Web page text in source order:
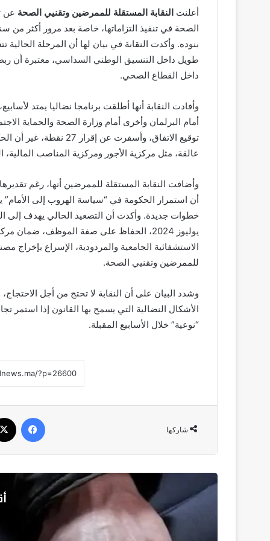
أعلنت النقابة المستقلة للممرضين وتقنيي الصحة عن
بنوده. وأكدت النقابة في بيان لها أن المرحلة
طويل داخل التنسيق الوطني السداسي، معتبرة أن
داخل القطاع الصحي.
وأفادت النقابة أنها أطلقت برنامجا نضاليا يمتد
أمام البرلمان وأخرى أمام وزارة الصحة والحماية
توقيع الاتفاق،
عالقة، مثل مركزية الأجور ومركزية المناصب
وأضافت النقابة المستقلة للممرضين أنها، رغم
أن استمرار الحكومة في “سياسة الهروب إلى الأمام”
يوليوز 2024، الحفاظ على صفة الموظف،
الاستشفائية الجامعية والمردودية، الإسراع
للممرضين وتقنيي الصحة.
وشدد البيان على أن النقابة لا تحتج من أجل
الأشكال النضالية التي يسمح بها القانون إذا استمر
“نوعية” خلال الأسابيع المقبلة.
شاركها